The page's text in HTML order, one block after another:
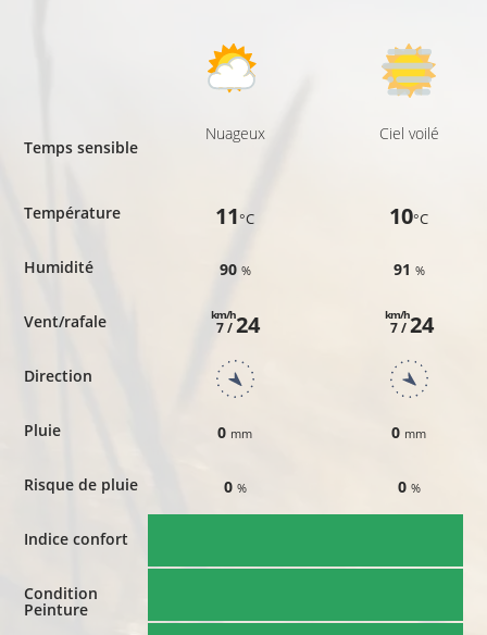
Temps sensible
Température
Humidité
Vent/rafale
Direction
Pluie
Risque de pluie
Indice confort
Condition
Peinture
Nuageux
11°C
90 %
7 /
km/h24
0 mm
0 %
Ciel voilé
10°C
91 %
7 /
km/h24
0 mm
0 %